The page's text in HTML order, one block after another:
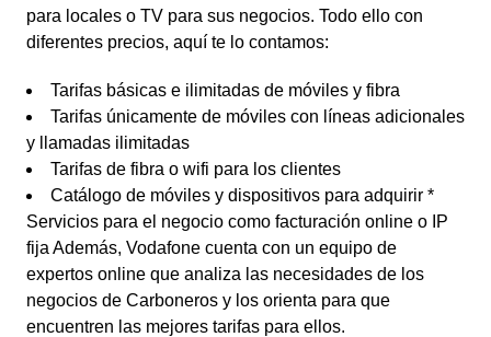
para locales o TV para sus negocios. Todo ello con
diferentes precios, aquí te lo contamos:
Tarifas básicas e ilimitadas de móviles y fibra
Tarifas únicamente de móviles con líneas adicionales
y llamadas ilimitadas
Tarifas de fibra o wifi para los clientes
Catálogo de móviles y dispositivos para adquirir *
Servicios para el negocio como facturación online o IP
fija Además, Vodafone cuenta con un equipo de
expertos online que analiza las necesidades de los
negocios de Carboneros y los orienta para que
encuentren las mejores tarifas para ellos.